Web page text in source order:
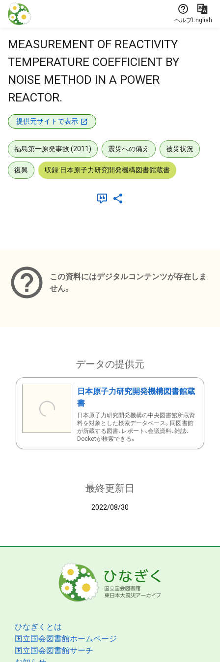
本文に飛ぶ
ヘルプEnglish
MEASUREMENT OF REACTIVITY
TEMPERATURE COEFFICIENT BY
NOISE METHOD IN A POWER
REACTOR.
提供元サイトで表示
福島第一原発事故 (2011) 震災への備え 被災状況
復興 収録:日本原子力研究開発機構図書館蔵書
この資料にはデジタルコンテンツが存在しま
せん。
データの提供元
日本原子力研究開発機構図書館蔵
書
日本原子力研究開発機構の中央図書館所蔵資
料を対象とした検索データベース。同図書館
が所蔵する図書、レポート、会議資料、雑誌、
Docketが検索できる。
最終更新日
2022/08/30
ひなぎくとは
国立国会図書館ホームページ
国立国会図書館サーチ